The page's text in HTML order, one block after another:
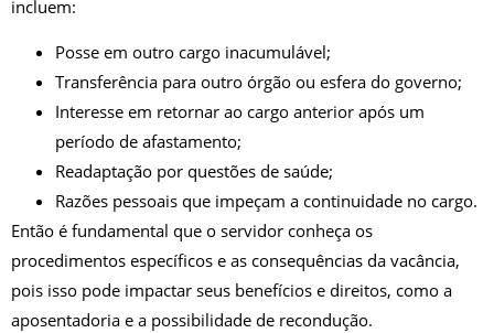
incluem:
Posse em outro cargo inacumulável;
Transferência para outro órgão ou esfera do governo;
Interesse em retornar ao cargo anterior após um
período de afastamento;
Readaptação por questões de saúde;
Razões pessoais que impeçam a continuidade no cargo.
Então é fundamental que o servidor conheça os
procedimentos específicos e as consequências da vacância,
pois isso pode impactar seus benefícios e direitos, como a
aposentadoria e a possibilidade de recondução.